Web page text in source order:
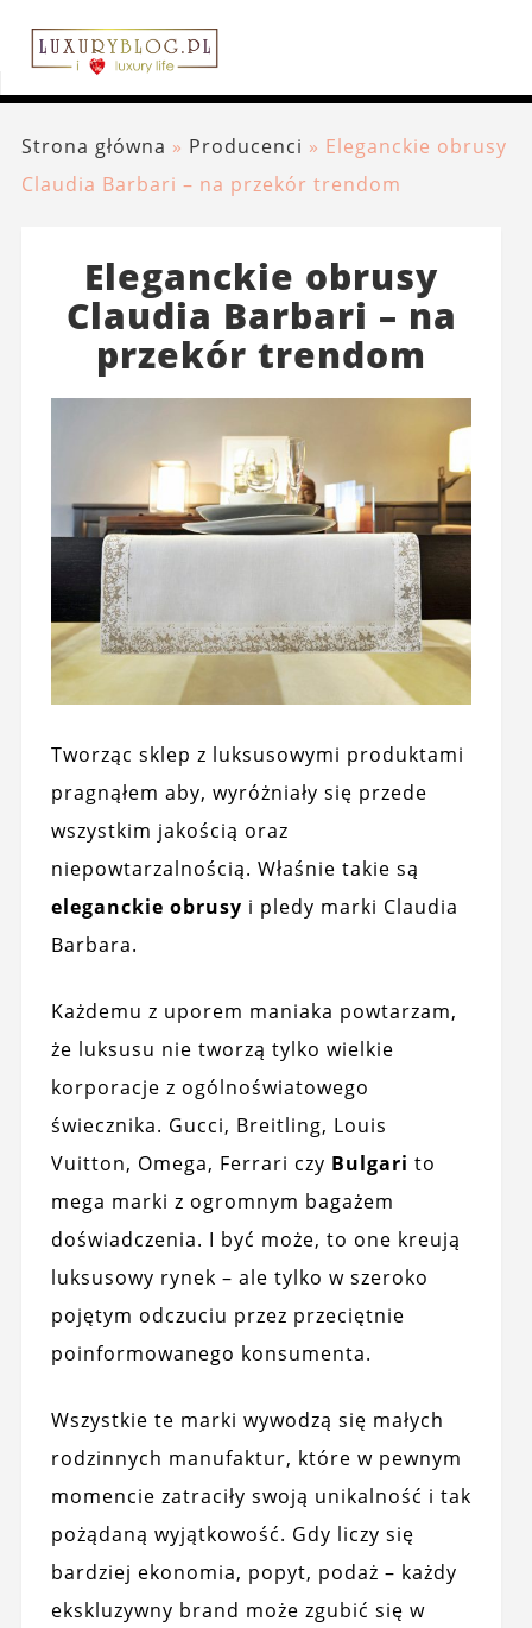
Strona główna » Producenci » Eleganckie obrusy
Claudia Barbari – na przekór trendom
Eleganckie obrusy
Claudia Barbari – na
przekór trendom
Tworząc sklep z luksusowymi produktami
pragnąłem aby, wyróżniały się przede
wszystkim jakością oraz
niepowtarzalnością. Właśnie takie są
eleganckie obrusy i pledy marki Claudia
Barbara.
Każdemu z uporem maniaka powtarzam,
że luksusu nie tworzą tylko wielkie
korporacje z ogólnoświatowego
świecznika. Gucci, Breitling, Louis
Vuitton, Omega, Ferrari czy Bulgari to
mega marki z ogromnym bagażem
doświadczenia. I być może, to one kreują
luksusowy rynek – ale tylko w szeroko
pojętym odczuciu przez przeciętnie
poinformowanego konsumenta.
Wszystkie te marki wywodzą się małych
rodzinnych manufaktur, które w pewnym
momencie zatraciły swoją unikalność i tak
pożądaną wyjątkowość. Gdy liczy się
bardziej ekonomia, popyt, podaż – każdy
ekskluzywny brand może zgubić się w